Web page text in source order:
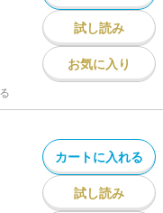
試し読み
お気に入り
カートに入れる
試し読み